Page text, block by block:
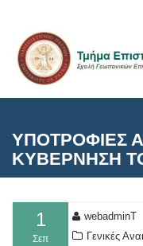
ΥΠΟΤΡΟΦΙΕΣ
ΚΥΒΕΡΝΗΣΗ
1
Σεπ
webadminT
Γενικές